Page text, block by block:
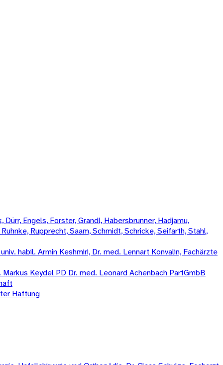
Engels, Forster, Grandl, Habersbrunner, Hadjamu,
Rupprecht, Saam, Schmidt, Schricke, Seifarth, Stahl,
habil. Armin Keshmiri, Dr. med. Lennart Konvalin, Fachärzte
Keydel PD Dr. med. Leonard Achenbach PartGmbB
Haftung